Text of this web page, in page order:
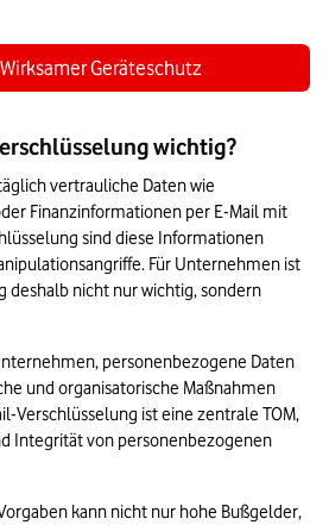
Geräteschutz
wichtig?
vertrauliche Daten wie
Finanzinformationen per E-Mail mit
sind diese Informationen
Für Unternehmen ist
deshalb nicht nur wichtig, sondern
personenbezogene Daten
und organisatorische Maßnahmen
Verschlüsselung ist eine zentrale TOM,
Integrität von personenbezogenen
kann nicht nur hohe Bußgelder,